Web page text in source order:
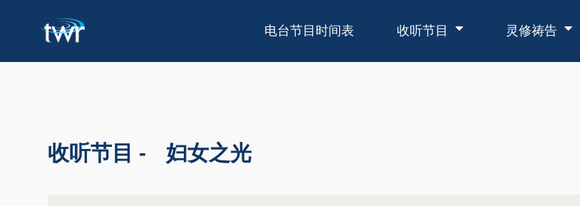
电台节目时间表 收听节目 灵修祷告
收听节目 - 妇女之光